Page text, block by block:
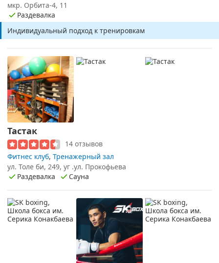
мкр. Орбита-4, 11
Раздевалка
Индивидуальный подход к тренировкам
Тастак
14 отзывов
Фитнес клуб, Тренажерный зал
ул. Толе би, 249, уг .ул. Прокофьева
Раздевалка
Сауна